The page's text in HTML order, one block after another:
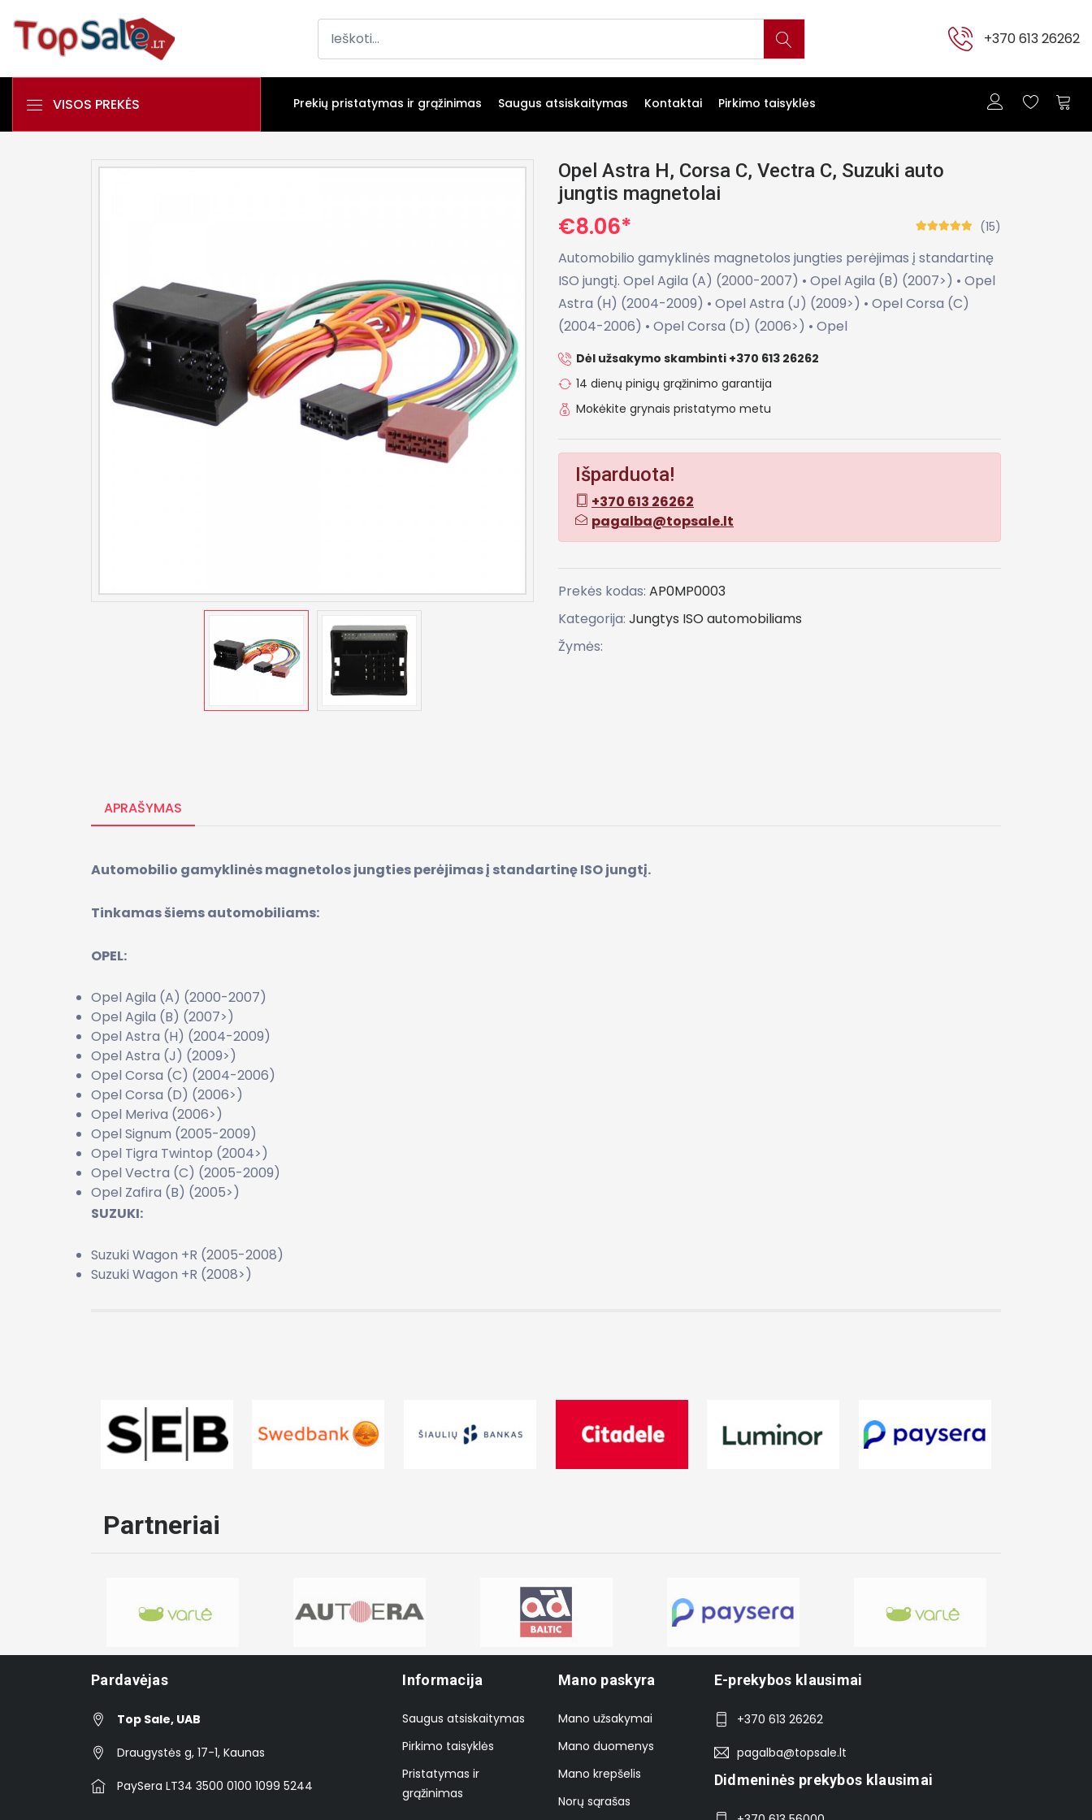
+370 613 26262
VISOS PREKĖS Prekių pristatymas ir grąžinimas Saugus atsiskaitymas Kontaktai Pirkimo taisyklės
Opel Astra H, Corsa C, Vectra C, Suzuki auto
jungtis magnetolai
€8.06* (15)
Automobilio gamyklinės magnetolos jungties perėjimas į standartinę
ISO jungtį. Opel Agila (A) (2000-2007) • Opel Agila (B) (2007>) • Opel
Astra (H) (2004-2009) • Opel Astra (J) (2009>) • Opel Corsa (C)
(2004-2006) • Opel Corsa (D) (2006>) • Opel
Dėl užsakymo skambinti +370 613 26262
14 dienų pinigų grąžinimo garantija
Mokėkite grynais pristatymo metu
Išparduota!
+370 613 26262
pagalba@topsale.lt
Prekės kodas: AP0MP0003
Kategorija: Jungtys ISO automobiliams
Žymės:
APRAŠYMAS
Automobilio gamyklinės magnetolos jungties perėjimas į standartinę ISO jungtį.
Tinkamas šiems automobiliams:
OPEL:
Opel Agila (A) (2000-2007)
Opel Agila (B) (2007>)
Opel Astra (H) (2004-2009)
Opel Astra (J) (2009>)
Opel Corsa (C) (2004-2006)
Opel Corsa (D) (2006>)
Opel Meriva (2006>)
Opel Signum (2005-2009)
Opel Tigra Twintop (2004>)
Opel Vectra (C) (2005-2009)
Opel Zafira (B) (2005>)
SUZUKI:
Suzuki Wagon +R (2005-2008)
Suzuki Wagon +R (2008>)
Partneriai
Pardavėjas
Top Sale, UAB
Draugystės g, 17-1, Kaunas
PaySera LT34 3500 0100 1099 5244
Informacija
Saugus atsiskaitymas
Pirkimo taisyklės
Pristatymas ir
grąžinimas
Mano paskyra
Mano užsakymai
Mano duomenys
Mano krepšelis
Norų sąrašas
E-prekybos klausimai
+370 613 26262
pagalba@topsale.lt
Didmeninės prekybos klausimai